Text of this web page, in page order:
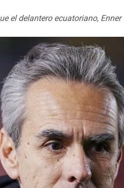
el delantero ecuatoriano,